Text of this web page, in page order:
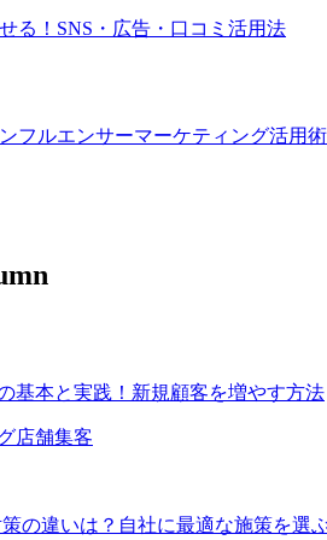
る！SNS・広告・口コミ活用法
フルエンサーマーケティング活用術
基本と実践！新規顧客を増やす方法
店舗集客
の違いは？自社に最適な施策を選